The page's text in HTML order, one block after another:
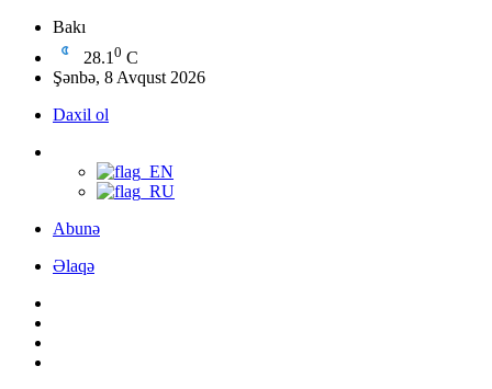
Bakı
28.1 0 C
Şənbə, 8 Avqust 2026
Daxil ol
Abunə
Əlaqə